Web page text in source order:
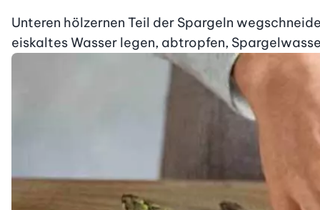
Unteren hölzernen Teil der Spargeln
eiskaltes Wasser legen, abtropfen,